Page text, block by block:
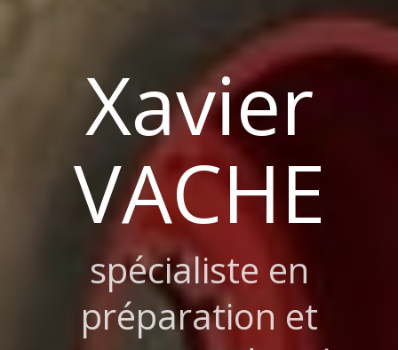
Xavier
VACHE
spécialiste en
préparation et